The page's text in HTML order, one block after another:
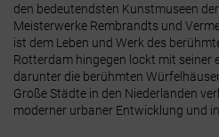
den bedeutendsten Kunstmuseen
Meisterwerke Rembrandts und
ist dem Leben und Werk des
Rotterdam hingegen lockt mit seiner
darunter die berühmten
Große Städte in den Niederlanden
moderner urbaner Entwicklung und